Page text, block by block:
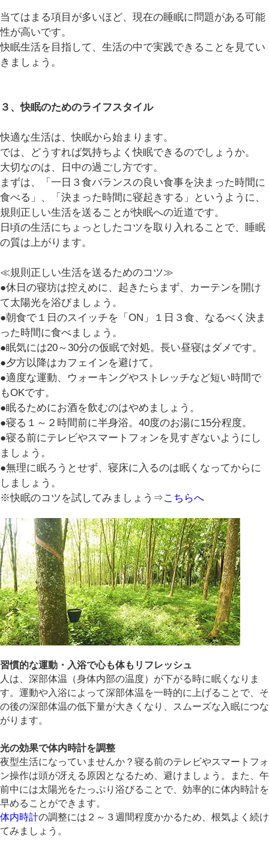
当てはまる項目が多いほど、現在の睡眠に問題がある可能
性が高いです。
快眠生活を目指して、生活の中で実践できることを見てい
きましょう。
３、快眠のためのライフスタイル
快適な生活は、快眠から始まります。
では、どうすれば気持ちよく快眠できるのでしょうか。
大切なのは、日中の過ごし方です。
まずは、「一日３食バランスの良い食事を決まった時間に
食べる」、「決まった時間に寝起きする」というように、
規則正しい生活を送ることが快眠への近道です。
日頃の生活にちょっとしたコツを取り入れることで、睡眠
の質は上がります。
≪規則正しい生活を送るためのコツ≫
●休日の寝坊は控えめに、起きたらまず、カーテンを開け
て太陽光を浴びましょう。
●朝食で１日のスイッチを「ON」１日３食、なるべく決ま
った時間に食べましょう。
●眠気には20～30分の仮眠で対処。長い昼寝はダメです。
●夕方以降はカフェインを避けて。
●適度な運動、ウォーキングやストレッチなど短い時間で
もOKです。
●眠るためにお酒を飲むのはやめましょう。
●寝る１～２時間前に半身浴。40度のお湯に15分程度。
●寝る前にテレビやスマートフォンを見すぎないようにし
ましょう。
●無理に眠ろうとせず、寝床に入るのは眠くなってからに
しましょう。
※快眠のコツを試してみましょう⇒こちらへ
習慣的な運動・入浴で心も体もリフレッシュ
人は、深部体温（身体内部の温度）が下がる時に眠くなりま
す。運動や入浴によって深部体温を一時的に上げることで、そ
の後の深部体温の低下量が大きくなり、スムーズな入眠につな
がります。
光の効果で体内時計を調整
夜型生活になっていませんか？寝る前のテレビやスマートフォ
ン操作は頭が冴える原因となるため、避けましょう。また、午
前中には太陽光をたっぷり浴びることで、効率的に体内時計を
早めることができます。
体内時計の調整には２～３週間程度かかるため、根気よく続け
てみましょう。